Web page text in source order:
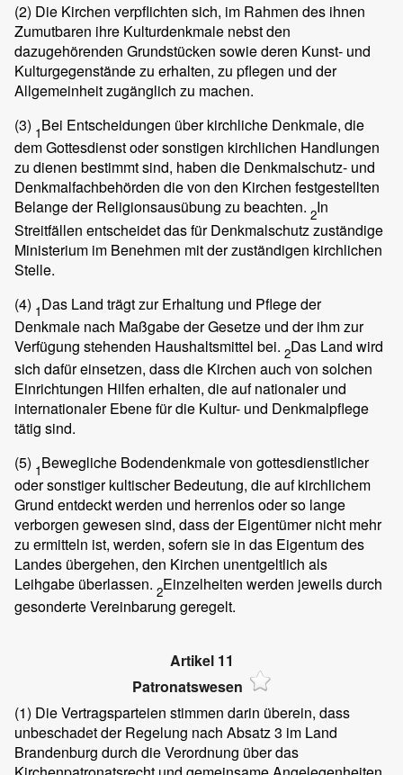
(2) Die Kirchen verpflichten sich, im Rahmen des ihnen
Zumutbaren ihre Kulturdenkmale nebst den
dazugehörenden Grundstücken sowie deren Kunst- und
Kulturgegenstände zu erhalten, zu pflegen und der
Allgemeinheit zugänglich zu machen.
(3) 1Bei Entscheidungen über kirchliche Denkmale, die
dem Gottesdienst oder sonstigen kirchlichen Handlungen
zu dienen bestimmt sind, haben die Denkmalschutz- und
Denkmalfachbehörden die von den Kirchen festgestellten
Belange der Religionsausübung zu beachten. 2In
Streitfällen entscheidet das für Denkmalschutz zuständige
Ministerium im Benehmen mit der zuständigen kirchlichen
Stelle.
(4) 1Das Land trägt zur Erhaltung und Pflege der
Denkmale nach Maßgabe der Gesetze und der ihm zur
Verfügung stehenden Haushaltsmittel bei. 2Das Land wird
sich dafür einsetzen, dass die Kirchen auch von solchen
Einrichtungen Hilfen erhalten, die auf nationaler und
internationaler Ebene für die Kultur- und Denkmalpflege
tätig sind.
(5) 1Bewegliche Bodendenkmale von gottesdienstlicher
oder sonstiger kultischer Bedeutung, die auf kirchlichem
Grund entdeckt werden und herrenlos oder so lange
verborgen gewesen sind, dass der Eigentümer nicht mehr
zu ermitteln ist, werden, sofern sie in das Eigentum des
Landes übergehen, den Kirchen unentgeltlich als
Leihgabe überlassen. 2Einzelheiten werden jeweils durch
gesonderte Vereinbarung geregelt.
Artikel 11
Patronatswesen
(1) Die Vertragsparteien stimmen darin überein, dass
unbeschadet der Regelung nach Absatz 3 im Land
Brandenburg durch die Verordnung über das